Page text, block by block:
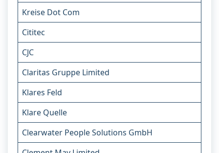
Kreise Dot Com
Cititec
CJC
Claritas Gruppe Limited
Klares Feld
Klare Quelle
Clearwater People Solutions GmbH